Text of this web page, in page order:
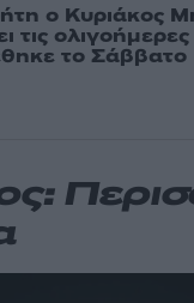
ο Κυριάκος
τις
το Σάββατο